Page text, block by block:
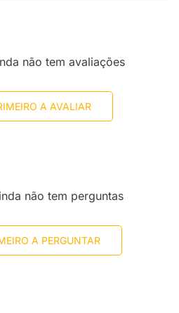
não tem avaliações
A AVALIAR
não tem perguntas
A PERGUNTAR